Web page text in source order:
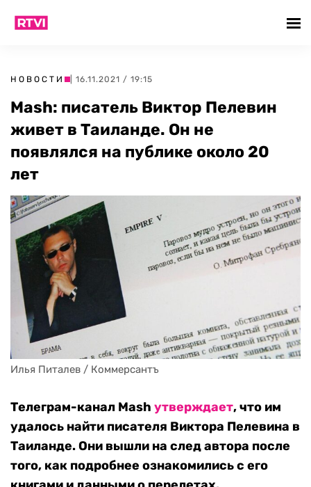
НОВОСТИ | 16.11.2021 / 19:15
Mash: писатель Виктор Пелевин
живет в Таиланде. Он не
появлялся на публике около 20
лет
Илья Питалев / Коммерсантъ
Телеграм-канал Mash утверждает, что им
удалось найти писателя Виктора Пелевина в
Таиланде. Они вышли на след автора после
того, как подробнее ознакомились с его